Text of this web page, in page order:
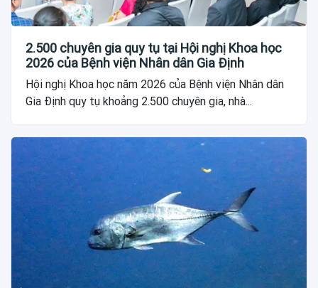
2.500 chuyên gia quy tụ tại Hội nghị Khoa học
2026 của Bệnh viện Nhân dân Gia Định
Hội nghị Khoa học năm 2026 của Bệnh viện Nhân dân
Gia Định quy tụ khoảng 2.500 chuyên gia, nhà...